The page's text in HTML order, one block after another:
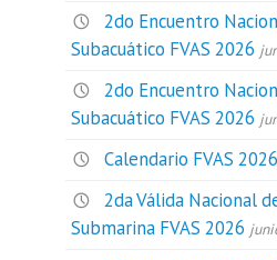
2do Encuentro
Subacuático FVAS 2026
2do Encuentro
Subacuático FVAS 2026
Calendario FVAS 2026
2da Válida Nacional
Submarina FVAS 2026